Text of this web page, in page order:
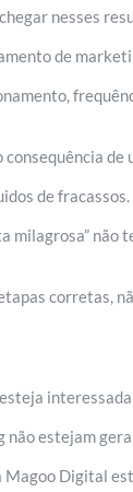
nesses
de
consequência
de
milagrosa”
corretas,
estejam
Magoo Digital